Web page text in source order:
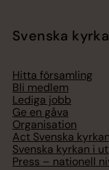
Svenska
Hitta församling
Bli medlem
Lediga jobb
Ge en gåva
Organisation
Act Svenska kyrkan
Svenska kyrkan i
Press – nationell